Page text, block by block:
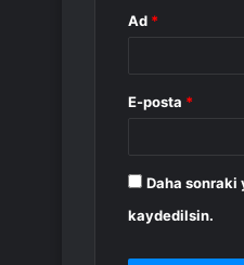
Ad *
E-posta *
Daha sonraki
kaydedilsin.